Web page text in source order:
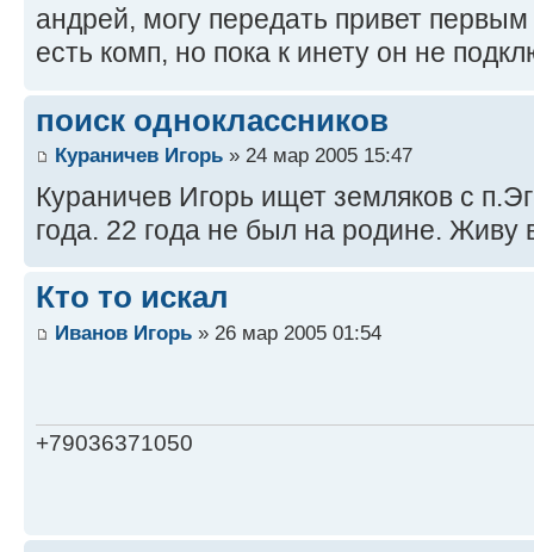
андрей, могу передать привет
есть комп, но пока к инету он не
поиск одноклассников
Кураничев Игорь » 24 мар 2005 15:47
Кураничев Игорь ищет земляков с
года. 22 года не был на родине. Живу
Кто то искал
Иванов Игорь » 26 мар 2005 01:54
+79036371050